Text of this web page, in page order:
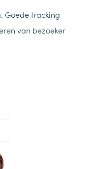
Goede tracking
van bezoeker